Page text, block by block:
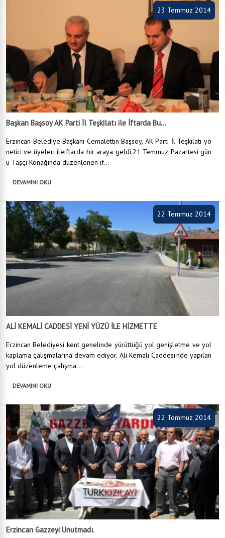
23 Temmuz 2014
Başkan Başsoy AK Parti İl Teşkilatı ile İftarda Bu...
Erzincan Belediye Başkanı Cemalettin Başsoy, AK Parti İl Teşkilatı yö
netici ve üyeleri ileiftarda bir araya geldi.21 Temmuz Pazartesi gün
ü Taşçı Konağında düzenlenen if...
DEVAMINI OKU
22 Temmuz 2014
ALİ KEMALİ CADDESİ YENİ YÜZÜ İLE HİZMETTE
Erzincan Belediyesi kent genelinde yürüttüğü yol genişletme ve yol
kaplama çalışmalarına devam ediyor. Ali Kemali Caddesi'nde yapılan
yol düzenleme çalışma...
DEVAMINI OKU
22 Temmuz 2014
Erzincan Gazzeyi Unutmadı.